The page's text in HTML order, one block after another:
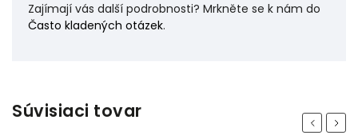
Zajímají vás další podrobnosti? Mrkněte se k nám do
Často kladených otázek.
Súvisiaci tovar Previous
Next